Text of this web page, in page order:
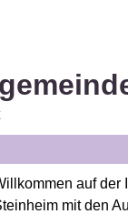
auf der
mit den